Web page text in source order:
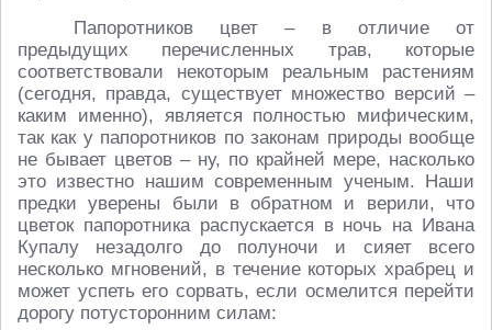
Папоротников цвет – в отличие от
предыдущих перечисленных трав, которые
соответствовали некоторым реальным растениям
(сегодня, правда, существует множество версий –
каким именно), является полностью мифическим,
так как у папоротников по законам природы вообще
не бывает цветов – ну, по крайней мере, насколько
это известно нашим современным ученым. Наши
предки уверены были в обратном и верили, что
цветок папоротника распускается в ночь на Ивана
Купалу незадолго до полуночи и сияет всего
несколько мгновений, в течение которых храбрец и
может успеть его сорвать, если осмелится перейти
дорогу потусторонним силам: